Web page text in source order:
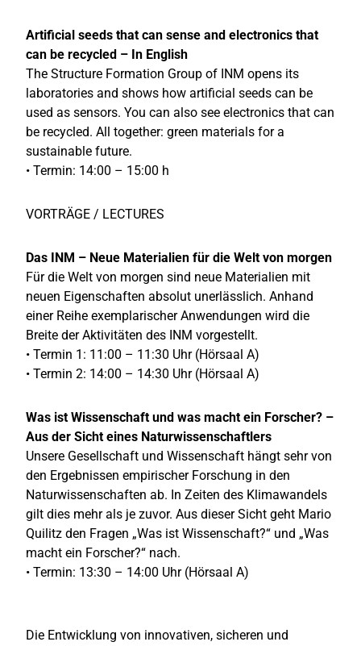
Artificial seeds that can sense and electronics that
can be recycled – In English
The Structure Formation Group of INM opens its
laboratories and shows how artificial seeds can be
used as sensors. You can also see electronics that can
be recycled. All together: green materials for a
sustainable future.
• Termin: 14:00 – 15:00 h
VORTRÄGE / LECTURES
Das INM – Neue Materialien für die Welt von morgen
Für die Welt von morgen sind neue Materialien mit
neuen Eigenschaften absolut unerlässlich. Anhand
einer Reihe exemplarischer Anwendungen wird die
Breite der Aktivitäten des INM vorgestellt.
• Termin 1: 11:00 – 11:30 Uhr (Hörsaal A)
• Termin 2: 14:00 – 14:30 Uhr (Hörsaal A)
Was ist Wissenschaft und was macht ein Forscher? –
Aus der Sicht eines Naturwissenschaftlers
Unsere Gesellschaft und Wissenschaft hängt sehr von
den Ergebnissen empirischer Forschung in den
Naturwissenschaften ab. In Zeiten des Klimawandels
gilt dies mehr als je zuvor. Aus dieser Sicht geht Mario
Quilitz den Fragen „Was ist Wissenschaft?“ und „Was
macht ein Forscher?“ nach.
• Termin: 13:30 – 14:00 Uhr (Hörsaal A)
Die Entwicklung von innovativen, sicheren und